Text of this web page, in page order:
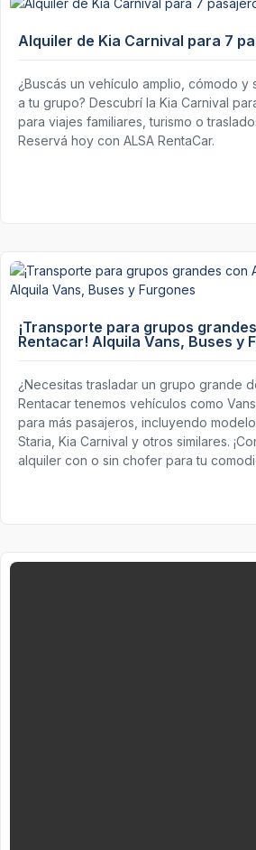
Alquiler de Kia Carnival para 7
¿Buscás un vehículo amplio, cómodo y
a tu grupo? Descubrí la Kia Carnival
para viajes familiares, turismo o
Reservá hoy con ALSA RentaCar.
¡Transporte para grupos
Rentacar! Alquila Vans, Buses y
¿Necesitas trasladar un grupo grande
Rentacar tenemos vehículos como
para más pasajeros, incluyendo
Staria, Kia Carnival y otros similares.
alquiler con o sin chofer para tu